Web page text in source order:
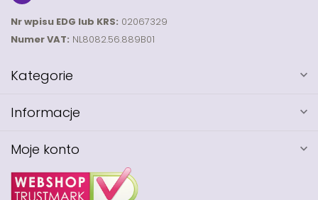
Nr wpisu EDG lub KRS: 02067329
Numer VAT: NL8082.56.889B01
Kategorie
Informacje
Moje konto